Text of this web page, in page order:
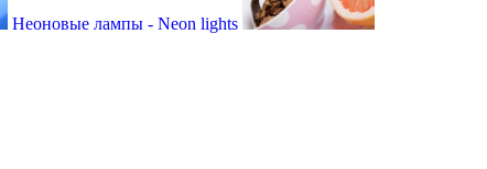
Неоновые лампы - Neon lights